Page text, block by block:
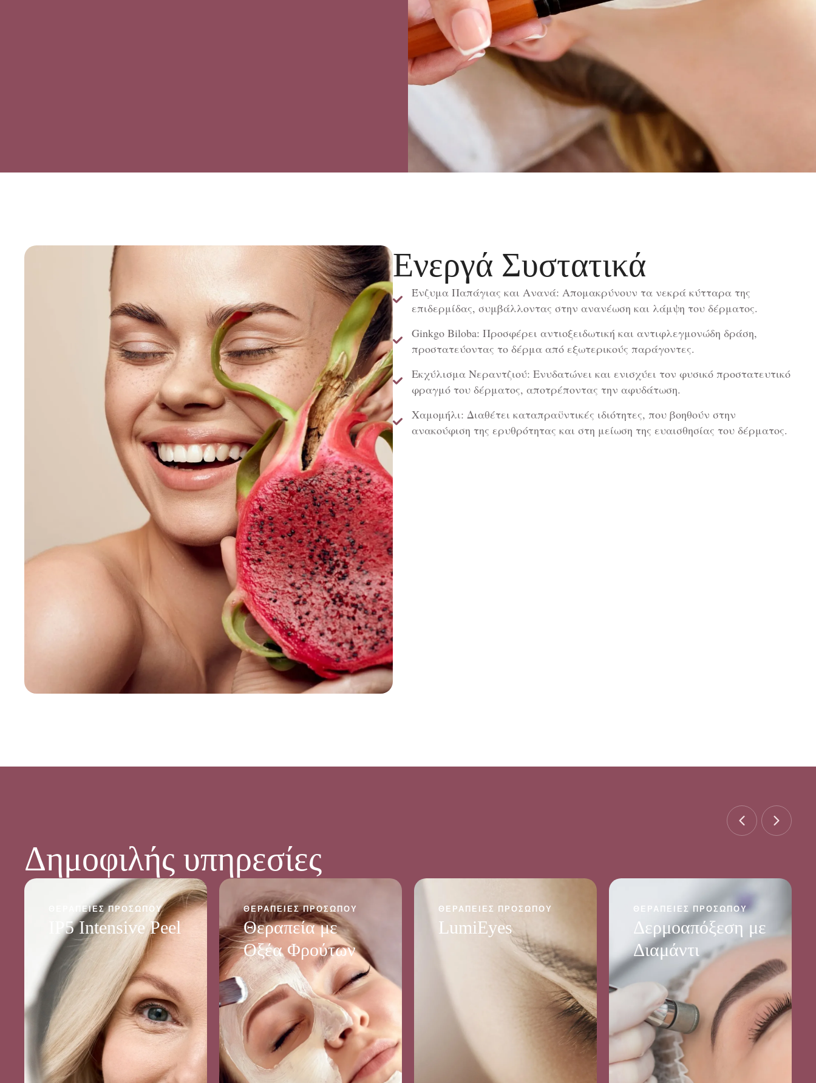
Ενεργά Συστατικά
Ένζυμα Παπάγιας και Ανανά: Απομακρύνουν τα νεκρά κύτταρα της
επιδερμίδας, συμβάλλοντας στην ανανέωση και λάμψη του δέρματος.
Ginkgo Biloba: Προσφέρει αντιοξειδωτική και αντιφλεγμονώδη δράση,
προστατεύοντας το δέρμα από εξωτερικούς παράγοντες.
Εκχύλισμα Νεραντζιού: Ενυδατώνει και ενισχύει τον φυσικό προστατευτικό
φραγμό του δέρματος, αποτρέποντας την αφυδάτωση.
Χαμομήλι: Διαθέτει καταπραϋντικές ιδιότητες, που βοηθούν στην
ανακούφιση της ερυθρότητας και στη μείωση της ευαισθησίας του δέρματος.
Δημοφιλής υπηρεσίες
ΘΕΡΑΠΕΊΕΣ ΠΡΟΣΏΠΟΥ
IP5 Intensive Peel
ΘΕΡΑΠΕΊΕΣ ΠΡΟΣΏΠΟΥ
Θεραπεία με
Οξέα Φρούτων
ΘΕΡΑΠΕΊΕΣ ΠΡΟΣΏΠΟΥ
LumiEyes
ΘΕΡΑΠΕΊΕΣ ΠΡΟΣΏΠΟΥ
Δερμοαπόξεση με
Διαμάντι